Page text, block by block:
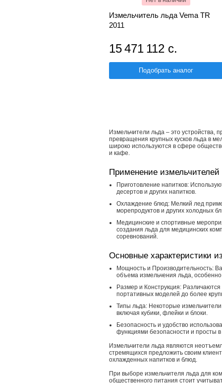
Измельчитель льда Vema TR
2011
15 471 112 с.
Подобрать аналог
Измельчители льда – это устройства,
превращения крупных кусков льда в
широко используются в сфере
и кафе.
Применение
Приготовление напитков:
десертов и других напитков.
Охлаждение блюд: Мелкий лед
морепродуктов и других холодных
Медицинские и спортивные
создания льда для медицинских
соревнований.
Основные характеристики
Мощность и Производительность:
объема измельчения льда, особенно
Размер и Конструкция:
портативных моделей до более
Типы льда: Некоторые
включая кубики, флейки и блоки.
Безопасность и удобство
функциями безопасности и просты
Измельчители льда являются
стремящихся предложить своим
охлажденных напитков и блюд.
При выборе измельчителя льда для
общественного питания стоит